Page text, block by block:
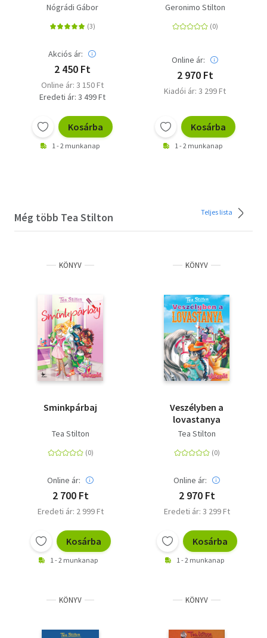
Nógrádi Gábor
Akciós ár:
2 450 Ft
Online ár: 3 150 Ft
Eredeti ár: 3 499 Ft
Kosárba
1 - 2 munkanap
Geronimo Stilton
Online ár:
2 970 Ft
Kiadói ár: 3 299 Ft
Kosárba
1 - 2 munkanap
Még több Tea Stilton Teljes lista
KÖNYV
Sminkpárbaj
Tea Stilton
Online ár:
2 700 Ft
Eredeti ár: 2 999 Ft
Kosárba
1 - 2 munkanap
KÖNYV
Veszélyben a
lovastanya
Tea Stilton
Online ár:
2 970 Ft
Eredeti ár: 3 299 Ft
Kosárba
1 - 2 munkanap
KÖNYV KÖNYV